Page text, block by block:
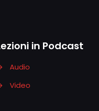
in Podcast
Audio
Video